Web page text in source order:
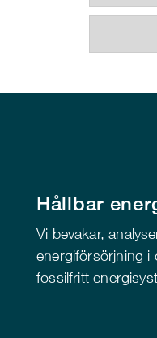
Hållbar
Vi bevakar,
energiförsörjning i
fossilfritt